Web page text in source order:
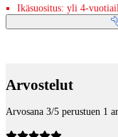
Ikäsuositus: yli 4-
Arvostelut
Arvosana 3/5 perustuen 1